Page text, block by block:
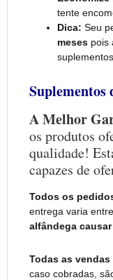
tente
Dica:Seu
meses pois
A Melhor
os produtos
qualidade!
capazes de
Todos os
entrega varia entre
alfândega
Todas as
caso cobradas,